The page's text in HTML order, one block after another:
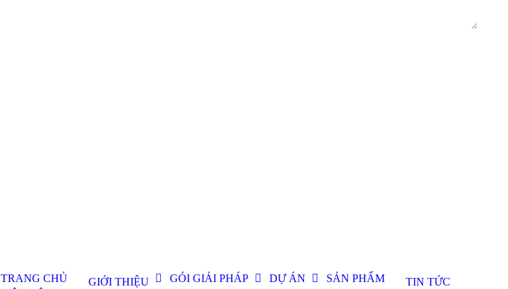
TRANG CHỦ GIỚI THIỆU GÓI GIẢI PHÁP DỰ ÁN SẢN PHẨM
TIN TỨC